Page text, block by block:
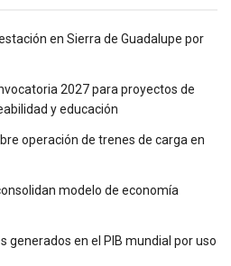
en Sierra de Guadalupe por
2027 para proyectos de
y educación
operación de trenes de carga en
modelo de economía
generados en el PIB mundial por uso